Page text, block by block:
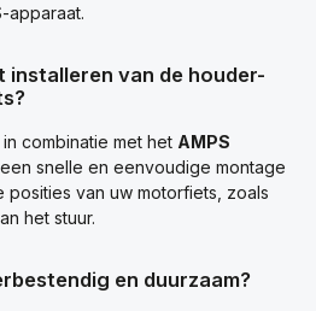
apparaat.
installeren van de houder-
in combinatie met het AMPS
snelle en eenvoudige montage
van uw motorfiets, zoals
het stuur.
en duurzaam?